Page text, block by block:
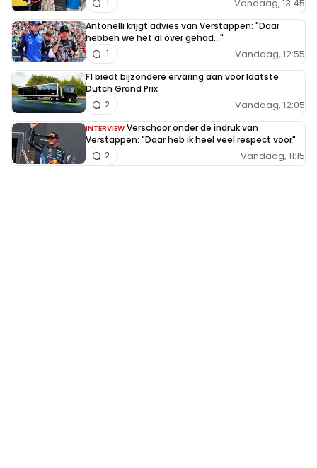
Vandaag, 13:45
Antonelli krijgt advies van Verstappen: "Daar
hebben we het al over gehad..."
Vandaag, 12:55
1
F1 biedt bijzondere ervaring aan voor laatste
Dutch Grand Prix
Vandaag, 12:05
2
INTERVIEW Verschoor onder de indruk van
Verstappen: "Daar heb ik heel veel respect voor"
Vandaag, 11:15
2